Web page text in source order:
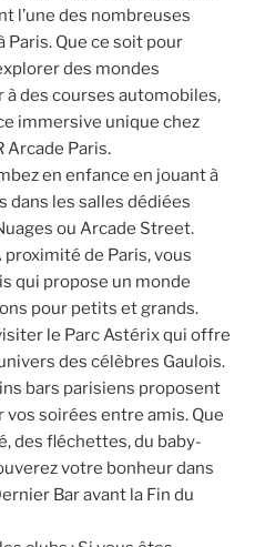
l’une des nombreuses
Que ce soit pour
des mondes
des courses automobiles,
immersive unique chez
Arcade Paris.
en enfance en jouant à
dans les salles dédiées
ou Arcade Street.
proximité de Paris, vous
qui propose un monde
pour petits et grands.
le Parc Astérix qui offre
des célèbres Gaulois.
bars parisiens proposent
soirées entre amis. Que
des fléchettes, du baby-
votre bonheur dans
Bar avant la Fin du